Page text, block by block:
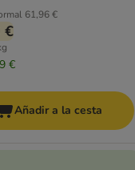
61,96 €
€
€
Añadir a la cesta